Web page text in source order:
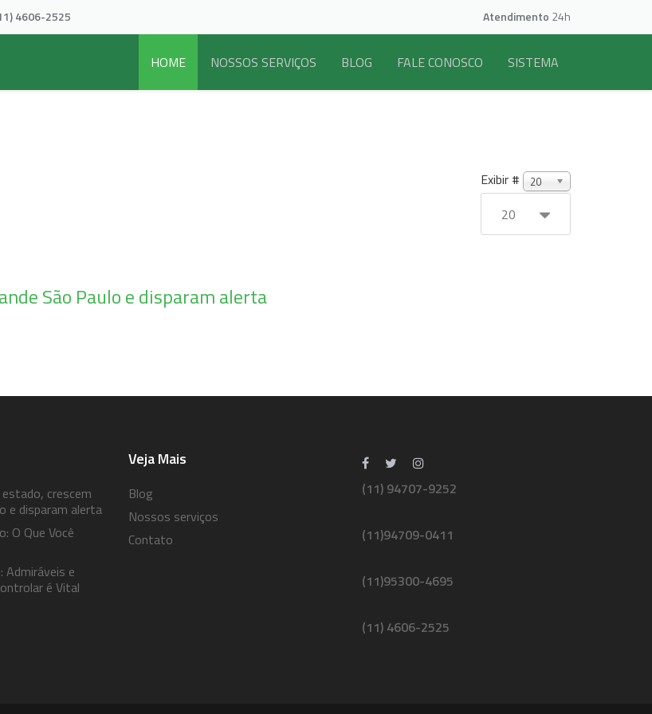
4606-2525 Atendimento 24h
HOME NOSSOS SERVIÇOS BLOG FALE CONOSCO SISTEMA
Exibir # 20
20
São Paulo e disparam alerta
crescem
e disparam alerta
O Que Você
Admiráveis e
é Vital
Veja Mais
Blog
Nossos serviços
Contato
(11) 94707-9252
(11)94709-0411
(11)95300-4695
(11) 4606-2525